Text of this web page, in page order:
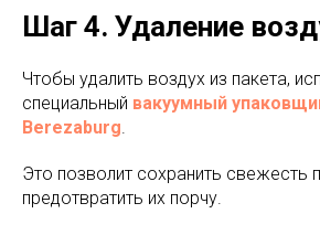
Шаг 4. Удаление
Чтобы удалить воздух из пакета,
специальный вакуумный
Berezaburg.
Это позволит сохранить свежесть
предотвратить их порчу.